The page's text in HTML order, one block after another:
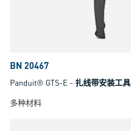
BN 20467
Panduit® GTS-E - 扎线带安装工具
多种材料